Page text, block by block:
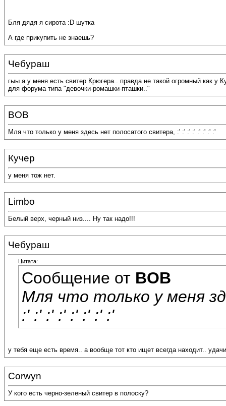
Бля дядя я сирота :D шутка
А где прикупить не знаешь?
Чебураш
гыы а у меня есть свитер Крюгера.. правда не такой огромный как
для форума типа "девочки-ромашки-пташки.."
BOB
Мля что только у меня здесь нет полосатого свитера, :' :' :' :' :' :' :' :'
Кучер
у меня тож нет.
Limbo
Белый верх, черный низ.... Ну так надо!!!
Чебураш
Цитата:
Сообщение от BOB
Мля что только у меня
:' :' :' :' :' :' :' :'
у тебя еще есть время.. а вообще тот кто ищет всегда находит.. удачи
Corwyn
У кого есть черно-зеленый свитер в полоску?